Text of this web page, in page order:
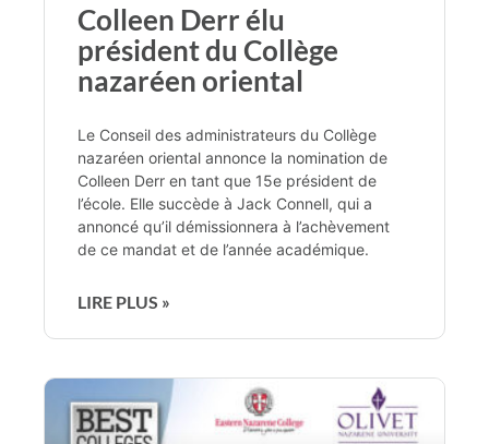
Colleen Derr élu
président du Collège
nazaréen oriental
Le Conseil des administrateurs du Collège
nazaréen oriental annonce la nomination de
Colleen Derr en tant que 15e président de
l’école. Elle succède à Jack Connell, qui a
annoncé qu’il démissionnera à l’achèvement
de ce mandat et de l’année académique.
LIRE PLUS »